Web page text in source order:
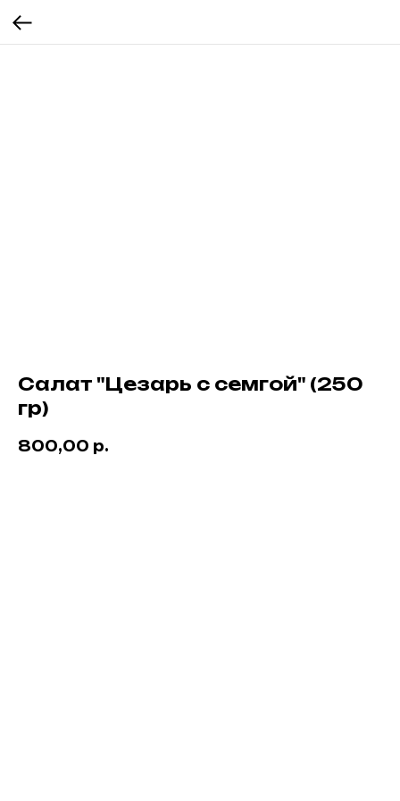
Салат "Цезарь с семгой" (250
гр)
800,00 р.